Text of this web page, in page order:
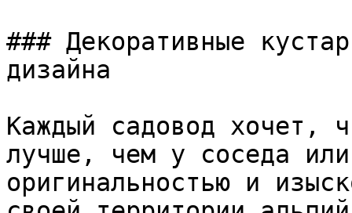
### Декоративные
дизайна
Каждый садовод хочет,
лучше, чем у соседа
оригинальностью и